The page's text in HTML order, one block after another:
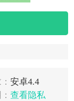
安卓4.4
查看隐私